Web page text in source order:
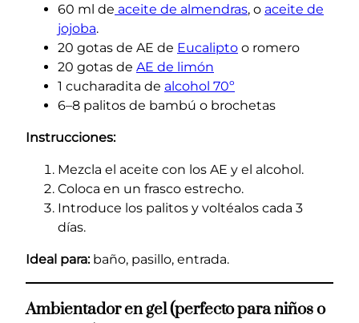
60 ml de aceite de almendras, o aceite de
jojoba.
20 gotas de AE de Eucalipto o romero
20 gotas de AE de limón
1 cucharadita de alcohol 70º
6–8 palitos de bambú o brochetas
Instrucciones:
Mezcla el aceite con los AE y el alcohol.
Coloca en un frasco estrecho.
Introduce los palitos y voltéalos cada 3
días.
Ideal para:baño, pasillo, entrada.
Ambientador en gel (perfecto para niños o